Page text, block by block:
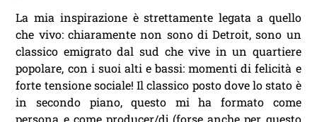
La mia inspirazione è strettamente legata a quello
che vivo: chiaramente non sono di Detroit, sono un
classico emigrato dal sud che vive in un quartiere
popolare, con i suoi alti e bassi: momenti di felicità e
forte tensione sociale! Il classico posto dove lo stato è
in secondo piano, questo mi ha formato come
persona e come producer/dj (forse anche per questo